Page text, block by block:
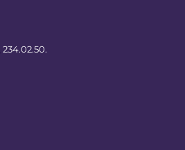
234.02.50.